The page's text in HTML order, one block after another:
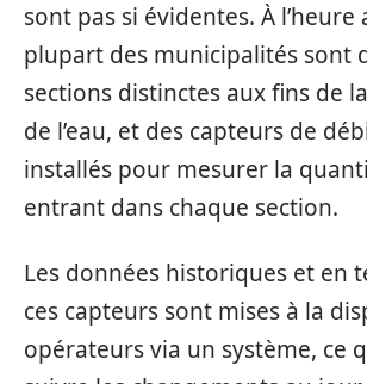
sont pas si évidentes. À l’heure
plupart des municipalités sont
sections distinctes aux fins de
de l’eau, et des capteurs de
installés pour mesurer la
entrant dans chaque section.
Les données historiques et en
ces capteurs sont mises à la
opérateurs via un système, ce